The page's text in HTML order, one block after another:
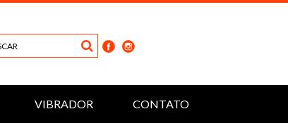
VIBRADOR CONTATO